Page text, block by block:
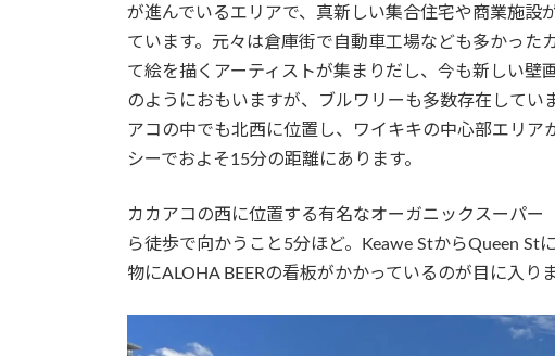
が進んでいるエリアで、真新しい集合住宅や商業施設
ています。元々は倉庫街で自動車工場なども多かった
て絵を描くアーティストが集まりだし、今も新しい壁
のようにおもいますが、ブルワリーも多数存在してい
アコの中でも北西に位置し、ワイキキの中心部エリア
シーでおよそ15分の距離にあります。
カカアコの西に位置する有名なオーガニックスーパ
ら徒歩で向かうこと5分ほど。Keawe StからQueen St
物にALOHA BEERの看板がかかっているのが目に入り